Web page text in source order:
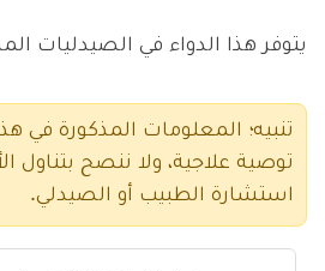
يتوفر هذا الدواء في الصيدليات
تنبيه؛ المعلومات المذكورة في
توصية علاجية، ولا ننصح بتناول
استشارة الطبيب أو الصيدلي.